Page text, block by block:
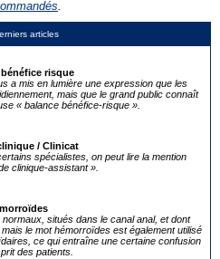
articles
risque
a mis en lumière une expression que les
mais que le grand public connaît
« balance bénéfice-risque ».
/ Clinicat
spécialistes, on peut lire la mention
clinique-assistant ».
situés dans le canal anal, et dont
le mot hémorroïdes est également utilisé
ce qui entraîne une certaine confusion
des patients.
.